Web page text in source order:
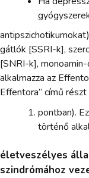
gátlók [SSRI-k],
[SNRI-k],
alkalmazza az
Effentora” című részt
pontban).
történő
életveszélyes
szindrómához